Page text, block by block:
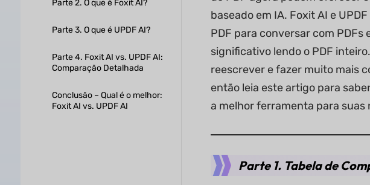
Parte 2. O que é Foxit AI?
Parte 3. O que é UPDF AI?
Parte 4. Foxit AI vs. UPDF AI:
Comparação Detalhada
Conclusão – Qual é o melhor:
Foxit AI vs. UPDF AI
baseado em IA. Foxit AI e
PDF para conversar com
significativo lendo o PDF
reescrever e fazer muito mais
então leia este artigo para
a melhor ferramenta para suas
Parte 1. Tabela de